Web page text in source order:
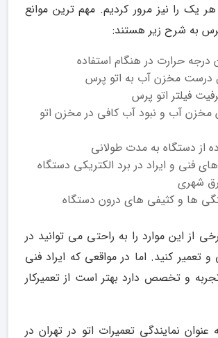
را نیز مرور کردیم. مهم ترین موانع
به شرح زیر هستند:
درجه حرارت در هنگام استفاده
درست مخزن آب به اتو پرس
فیلتر اتو پرس
آب و نبود آب کافی در مخزن اتو
از دستگاه به مدت طولانی
فنی و ایراد در برد الکتریکی دستگاه
شهری
ها و کثیفی های درون دستگاه
از این موارد را به راحتی می توانید در
تعمیر کنید. اما در مواقعی که ایراد فنی
و تخصص دارد بهتر است از تعمیرکار
نمایندگی تعمیرات اتو در تهران در